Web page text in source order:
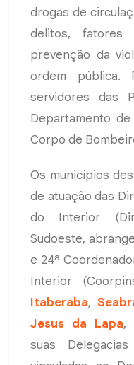
drogas de
delitos, fatores
prevenção da
ordem pública.
servidores das
Departamento
Corpo de
Os municípios
de atuação das
do Interior
Sudoeste,
e 24ª
Interior
Itaberaba,
Jesus da Lapa,
suas